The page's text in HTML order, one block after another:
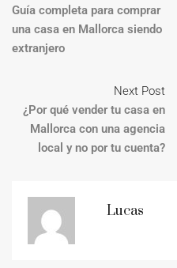
Guía completa para comprar
una casa en Mallorca siendo
extranjero
Next Post
¿Por qué vender tu casa en
Mallorca con una agencia
local y no por tu cuenta?
Lucas